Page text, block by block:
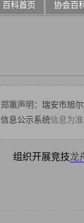
百科首页 协会百
郑重声明：瑞安市旭
信息公示系统信息为准
组织开展竞技龙